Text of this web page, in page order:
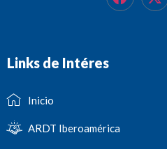
Links de Intéres
Inicio
ARDT Iberoamérica